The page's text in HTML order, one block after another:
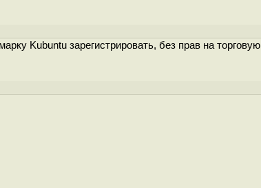
Kubuntu зарегистрировать, без прав на торговую